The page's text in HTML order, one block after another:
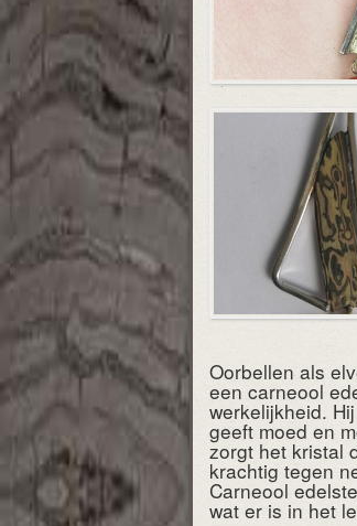
Oorbellen als
een carneool
werkelijkheid.
geeft moed en
zorgt het kristal
krachtig tegen
Carneool
wat er is in het